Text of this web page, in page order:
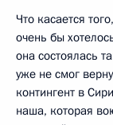
Что касается
очень бы
она состоялась
уже не смог
контингент в
наша, которая